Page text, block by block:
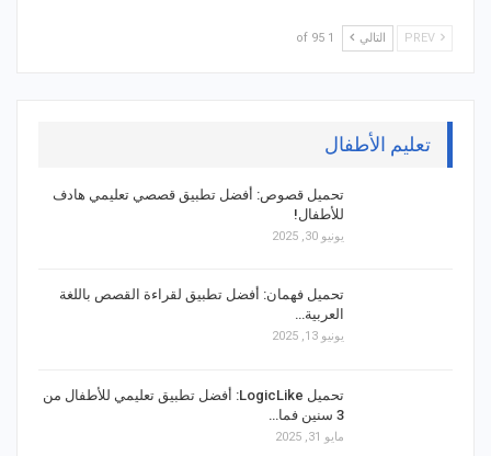
التالي 1 of 95
تعليم الأطفال
تحميل قصوص: أفضل تطبيق قصصي تعليمي هادف
للأطفال!
يونيو 30, 2025
تحميل فهمان: أفضل تطبيق لقراءة القصص باللغة
العربية…
يونيو 13, 2025
تحميل LogicLike: أفضل تطبيق تعليمي للأطفال من
3 سنين فما…
مايو 31, 2025